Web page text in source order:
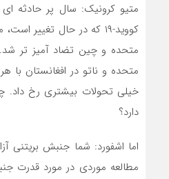
متیو کرونیک: سال پر حادثه
کووید-۱۹ که در حال تغییر
متحده و چین تضاد آمیز تر
متحده و ناتو در افغانستان با
خیلی تحولات بیشتری رخ داد.
دارد؟
اما اشفورد: شما جنبش بریتنی
مطالعه موردی در مورد قدرت